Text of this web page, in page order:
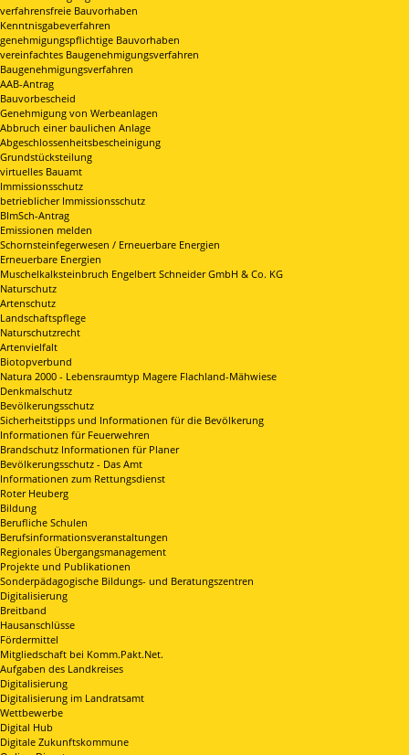
verfahrensfreie Bauvorhaben
Kenntnisgabeverfahren
genehmigungspflichtige Bauvorhaben
vereinfachtes Baugenehmigungsverfahren
Baugenehmigungsverfahren
AAB-Antrag
Bauvorbescheid
Genehmigung von Werbeanlagen
Abbruch einer baulichen Anlage
Abgeschlossenheitsbescheinigung
Grundstücksteilung
virtuelles Bauamt
Immissionsschutz
betrieblicher Immissionsschutz
BImSch-Antrag
Emissionen melden
Schornsteinfegerwesen / Erneuerbare Energien
Erneuerbare Energien
Muschelkalksteinbruch Engelbert Schneider GmbH & Co. KG
Naturschutz
Artenschutz
Landschaftspflege
Naturschutzrecht
Artenvielfalt
Biotopverbund
Natura 2000 - Lebensraumtyp Magere Flachland-Mähwiese
Denkmalschutz
Bevölkerungsschutz
Sicherheitstipps und Informationen für die Bevölkerung
Informationen für Feuerwehren
Brandschutz Informationen für Planer
Bevölkerungsschutz - Das Amt
Informationen zum Rettungsdienst
Roter Heuberg
Bildung
Berufliche Schulen
Berufsinformationsveranstaltungen
Regionales Übergangsmanagement
Projekte und Publikationen
Sonderpädagogische Bildungs- und Beratungszentren
Digitalisierung
Breitband
Hausanschlüsse
Fördermittel
Mitgliedschaft bei Komm.Pakt.Net.
Aufgaben des Landkreises
Digitalisierung
Digitalisierung im Landratsamt
Wettbewerbe
Digital Hub
Digitale Zukunftskommune